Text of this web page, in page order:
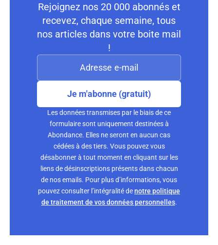
Rejoignez nos 20 000 abonnés et
recevez, chaque semaine, tous
nos articles dans votre boite mail
!
Je m'abonne (gratuit)
Les données transmises par le biais de ce
formulaire sont uniquement destinées à
Abondance. Elles ne seront en aucun cas
cédées à des tiers. Vous pouvez vous
désabonner à tout moment en cliquant sur les
liens de désinscriptions présents dans chacun
de nos emails. Pour plus d’informations, vous
pouvez consulter l’intégralité denotre politique
de traitement de vos données personnelles.